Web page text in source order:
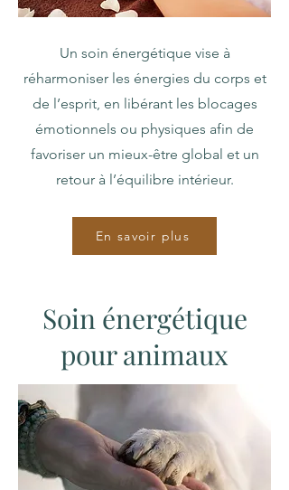
Un soin énergétique vise à
réharmoniser les énergies du corps et
de l’esprit, en libérant les blocages
émotionnels ou physiques afin de
favoriser un mieux-être global et un
retour à l’équilibre intérieur.
En savoir plus
Soin énergétique
pour animaux